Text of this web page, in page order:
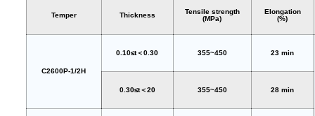
Temper Thickness
Tensile strength
(MPa)
Elongation
(%)
C2600P-1/2H
0.10≤t＜0.30 355~450 23 min
0.30≤t＜20 355~450 28 min